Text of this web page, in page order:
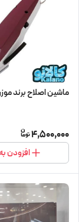
ماشین اصلاح برند
4,500,000
افزودن